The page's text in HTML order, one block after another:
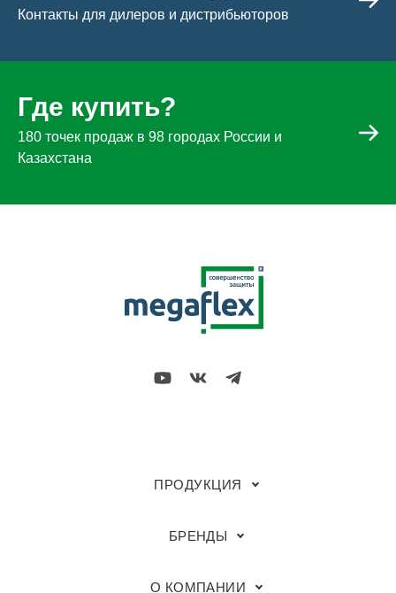
Контакты для дилеров и дистрибьюторов
Где купить?
180 точек продаж в 98 городах России и
Казахстана
ПРОДУКЦИЯ
БРЕНДЫ
О КОМПАНИИ